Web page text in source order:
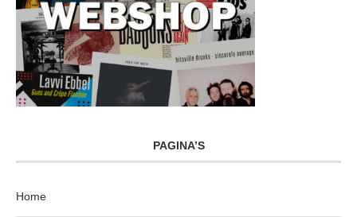
PAGINA’S
Home